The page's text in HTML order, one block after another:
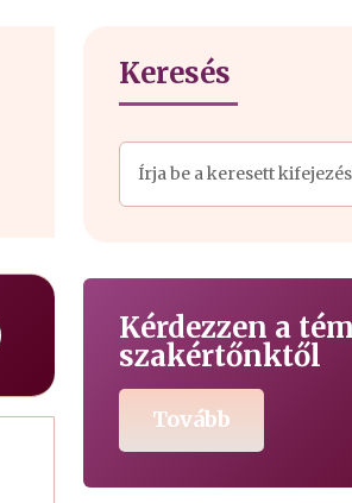
Keresés
Kérdezzen a
szakértőnktől
Tovább